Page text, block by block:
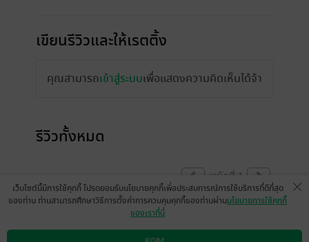
เขียนรีวิวและให้เรตติ้ง
คุณสามารถเข้าสู่ระบบเพื่อแสดงความคิดเห็นได้จ้า
รีวิวทั้งหมด
หน้าที่ 1
เว็บไซต์นี้มีการใช้คุกกี้ โปรดยอมรับนโยบายคุกกี้เพื่อประสบการณ์การใช้บริการที่ดีที่สุด
ของท่าน ท่านสามารถศึกษาวิธีการตั้งค่าการควบคุมคุกกี้ของท่านผ่านนโยบายการใช้คุกกี้
ของเราที่นี่
ตกลง